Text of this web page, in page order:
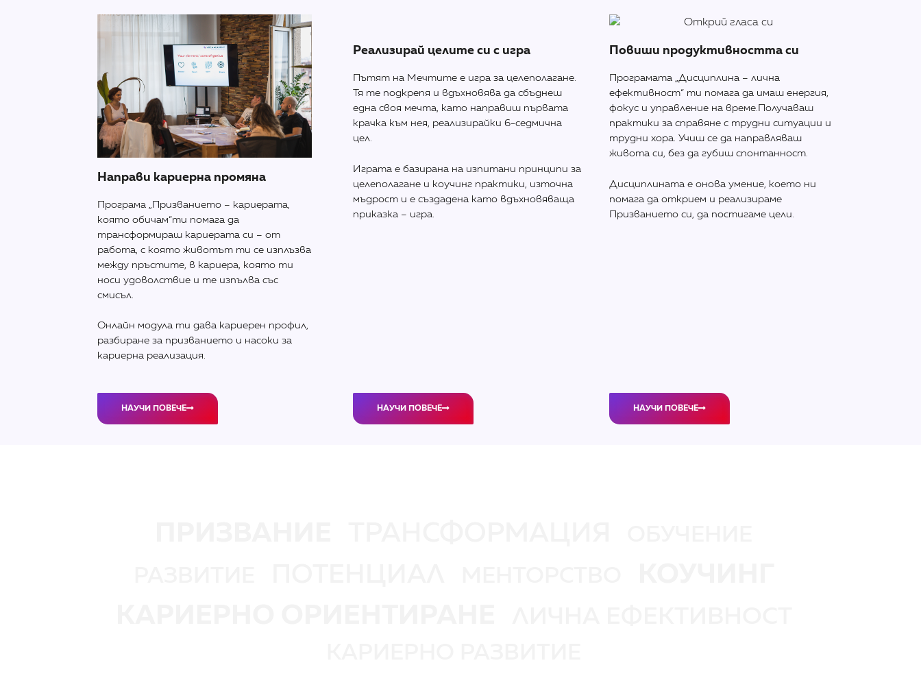
Направи кариерна промяна
Програма „Призванието – кариерата,
която обичам“ти помага да
трансформираш кариерата си – от
работа, с която животът ти се изплъзва
между пръстите, в кариера, която ти
носи удоволствие и те изпълва със
смисъл.
Онлайн модула ти дава кариерен профил,
разбиране за призванието и насоки за
кариерна реализация.
НАУЧИ ПОВЕЧЕ
Реализирай целите си с игра
Пътят на Мечтите е игра за целеполагане.
Тя те подкрепя и вдъхновява да сбъднеш
една своя мечта, като направиш първата
крачка към нея, реализирайки 6-седмична
цел.
Играта е базирана на изпитани принципи за
целеполагане и коучинг практики, източна
мъдрост и е създадена като вдъхновяваща
приказка – игра.
НАУЧИ ПОВЕЧЕ
Повиши продуктивността си
Програмата „Дисциплина – лична
ефективност“ ти помага да имаш енергия,
фокус и управление на време.Получаваш
практики за справяне с трудни ситуации и
трудни хора. Учиш се да направляваш
живота си, без да губиш спонтанност.
Дисциплината е онова умение, което ни
помага да открием и реализираме
Призванието си, да постигаме цели.
НАУЧИ ПОВЕЧЕ